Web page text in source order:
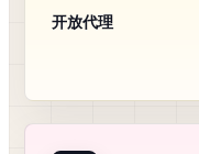
开放代理